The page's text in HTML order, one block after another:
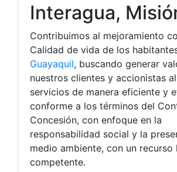
Interagua,
Contribuimos al mejoramiento
Calidad de vida de los
Guayaquil, buscando generar
nuestros clientes y accionistas
servicios de manera eficiente y
conforme a los términos del
Concesión, con enfoque en la
responsabilidad social y la
medio ambiente, con un recurso
competente.